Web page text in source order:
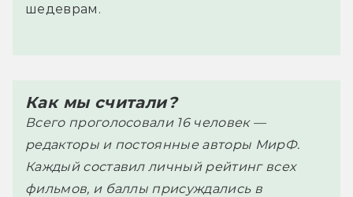
шедеврам.
Как мы считали?
Всего проголосовали 16 человек —
редакторы и постоянные авторы МирФ.
Каждый составил личный рейтинг всех
фильмов, и баллы присуждались в